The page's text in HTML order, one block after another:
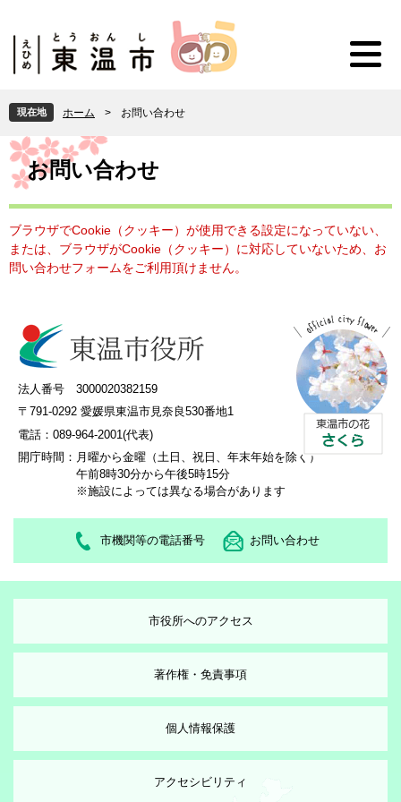
頭
で
す
。
飛
ば
し
て
本
現在地 ホーム > お問い合わせ
本
文 お問い合わせ
ブラウザでCookie（クッキー）が使用できる設定になっていない、
または、ブラウザがCookie（クッキー）に対応していないため、お
問い合わせフォームをご利用頂けません。
法人番号 3000020382159
〒791-0292 愛媛県東温市見奈良530番地1
電話：089-964-2001(代表)
開庁時間： 月曜から金曜（土日、祝日、年末年始を除く）
午前8時30分から午後5時15分
※施設によっては異なる場合があります
市機関等の電話番号 お問い合わせ
市役所へのアクセス
著作権・免責事項
個人情報保護
アクセシビリティ